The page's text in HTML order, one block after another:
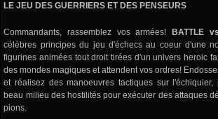
LE JEU DES GUERRIERS ET DES PENSEURS
Commandants, rassemblez vos armées! BATTLE
célèbres principes du jeu d'échecs au coeur d'une
figurines animées tout droit tirées d'un univers heroic
des mondes magiques et attendent vos ordres!
et réalisez des manoeuvres tactiques sur l'échiquier,
beau milieu des hostilités pour exécuter des attaques
pions.